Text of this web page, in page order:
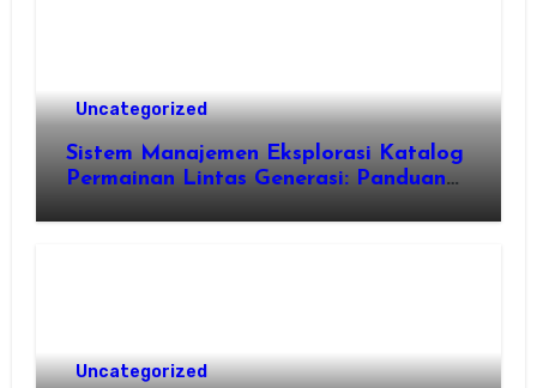
Uncategorized
Sistem Manajemen Eksplorasi Katalog
Permainan Lintas Generasi: Panduan
Emulasi
Uncategorized